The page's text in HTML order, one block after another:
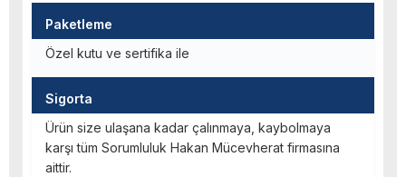
Paketleme
Özel kutu ve sertifika ile
Sigorta
Ürün size ulaşana kadar çalınmaya, kaybolmaya
karşı tüm Sorumluluk Hakan Mücevherat firmasına
aittir.